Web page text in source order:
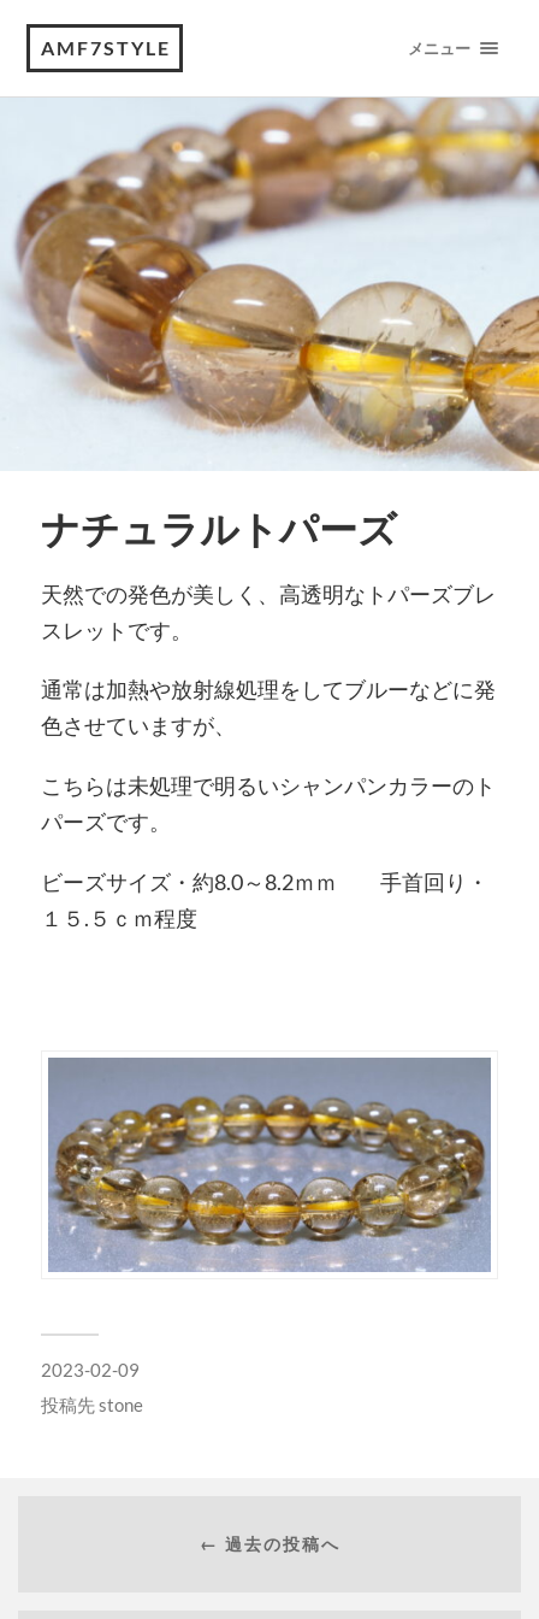
AMF7STYLE メニュー
ナチュラルトパーズ
天然での発色が美しく、高透明なトパーズブレ
スレットです。
通常は加熱や放射線処理をしてブルーなどに発
色させていますが、
こちらは未処理で明るいシャンパンカラーのト
パーズです。
ビーズサイズ・約8.0～8.2ｍｍ 手首回り・
１５.５ｃｍ程度
2023-02-09
投稿先stone
← 過去の投稿へ